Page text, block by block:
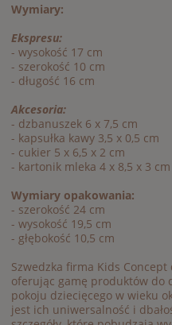
Wymiary:
Ekspresu:
- wysokość 17 cm
- szerokość 10 cm
- długość 16 cm
Akcesoria:
- dzbanuszek 6 x 7,5 cm
- kapsułka kawy 3,5 x 0,5 cm
- cukier 5 x 6,5 x 2 cm
- kartonik mleka 4 x 8,5 x 3 cm
Wymiary opakowania:
- szerokość 24 cm
- wysokość 19,5 cm
- głębokość 10,5 cm
Szwedzka firma Kids
oferując gamę produktów do
pokoju dziecięcego w wieku
jest ich uniwersalność i